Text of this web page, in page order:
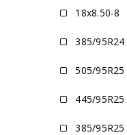
18x8.50-8
385/95R24
505/95R25
445/95R25
385/95R25